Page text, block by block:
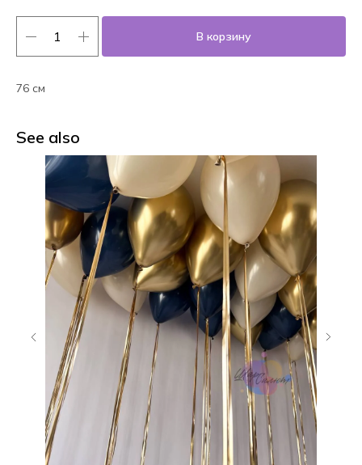
В корзину
76 см
See also